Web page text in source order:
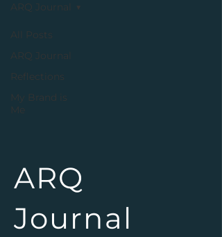
All Posts
ARQ Journal
Reflections
My Brand is
Me
ARQ Journal
ARQ
Journal